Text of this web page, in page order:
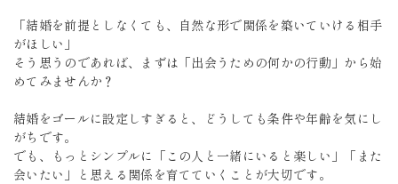
「結婚を前提としなくても、自然な形で関係を築いていける相手
がほしい」
そう思うのであれば、まずは「出会うための何かの行動」から始
めてみませんか？
結婚をゴールに設定しすぎると、どうしても条件や年齢を気にし
がちです。
でも、もっとシンプルに「この人と一緒にいると楽しい」「また
会いたい」と思える関係を育てていくことが大切です。